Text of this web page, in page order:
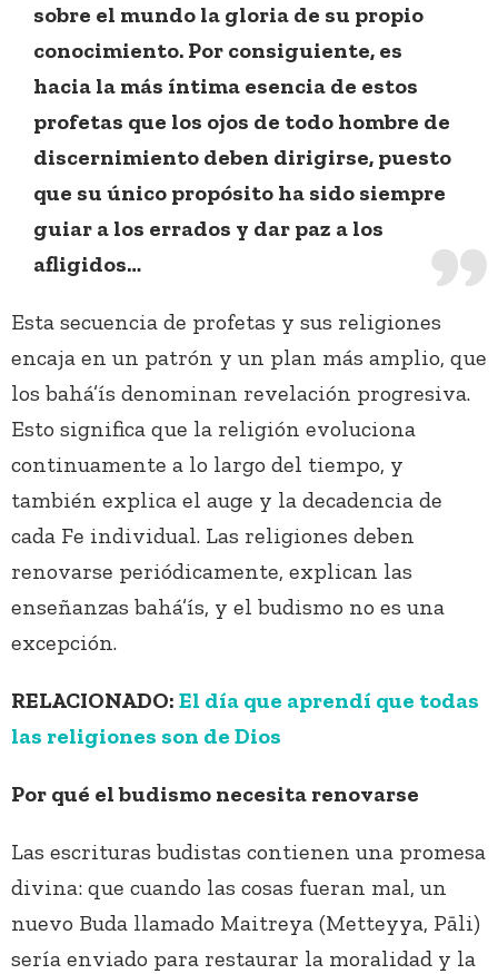
sobre el mundo la gloria de su propio
conocimiento. Por consiguiente, es
hacia la más íntima esencia de estos
profetas que los ojos de todo hombre de
discernimiento deben dirigirse, puesto
que su único propósito ha sido siempre
guiar a los errados y dar paz a los
afligidos…
Esta secuencia de profetas y sus religiones
encaja en un patrón y un plan más amplio, que
los bahá’ís denominan revelación progresiva.
Esto significa que la religión evoluciona
continuamente a lo largo del tiempo, y
también explica el auge y la decadencia de
cada Fe individual. Las religiones deben
renovarse periódicamente, explican las
enseñanzas bahá’ís, y el budismo no es una
excepción.
RELACIONADO: El día que aprendí que todas
las religiones son de Dios
Por qué el budismo necesita renovarse
Las escrituras budistas contienen una promesa
divina: que cuando las cosas fueran mal, un
nuevo Buda llamado Maitreya (Metteyya, Pāli)
sería enviado para restaurar la moralidad y la